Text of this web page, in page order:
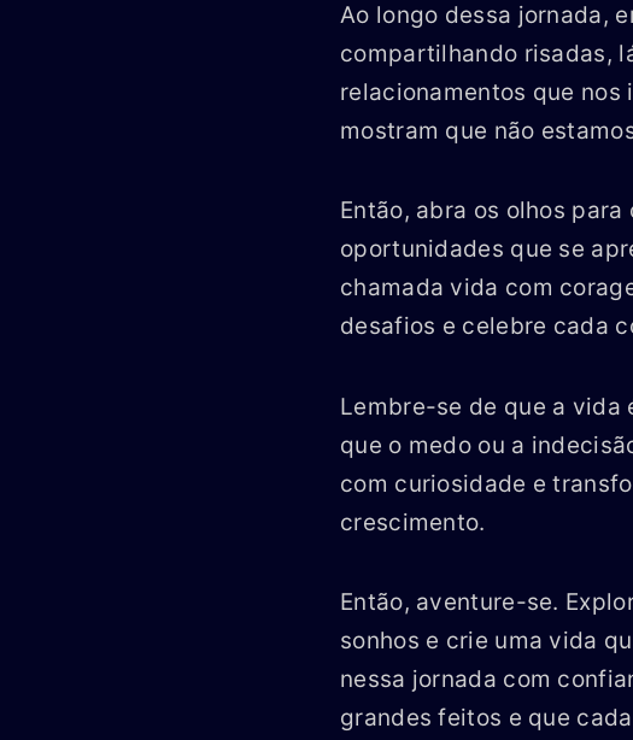
Ao longo dessa jornada,
compartilhando risadas,
relacionamentos que nos
mostram que não
Então, abra os olhos
oportunidades que se
chamada vida com
desafios e celebre cada
Lembre-se de que a vida
que o medo ou a
com curiosidade e
crescimento.
Então, aventure-se.
sonhos e crie uma vida
nessa jornada com
grandes feitos e que